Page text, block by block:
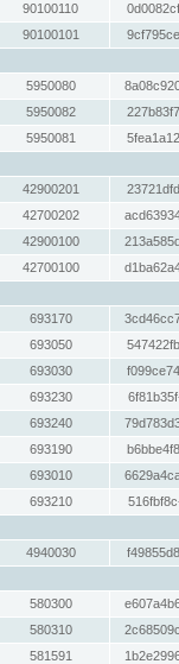
90100110
90100101
5950080
5950082
5950081
42900201
42700202
42900100
42700100
693170
693050
693030
693230
693240
693190
693010
693210
4940030
580300
580310
581591